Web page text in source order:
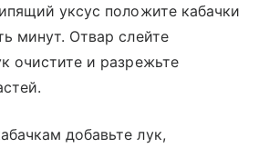
уксус положите кабачки
минут. Отвар слейте
очистите и разрежьте
добавьте лук,